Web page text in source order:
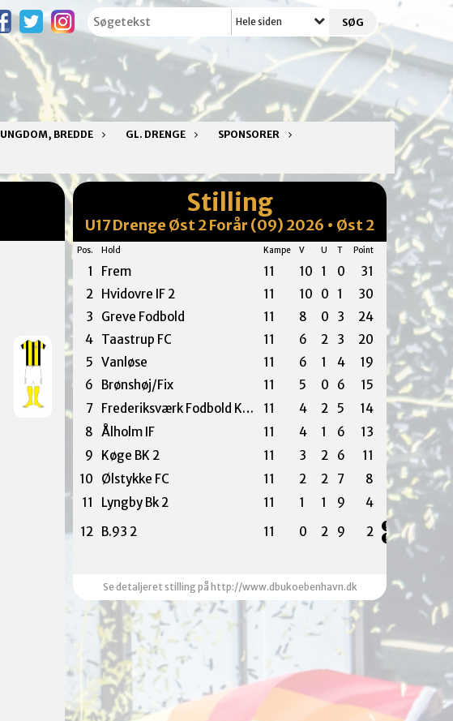
Hele siden
UNGDOM, BREDDE GL. DRENGE SPONSORER
Stilling
U17 Drenge Øst 2 Forår (09) 2026 • Øst 2
Pos. Hold Kampe V U T Point
1 Frem 11 10 1 0
31
2 Hvidovre IF 2 11 10 0 1
30
3
Greve Fodbold 11 8 0 3
24
4 Taastrup FC 11 6 2 3
20
5 Vanløse 11 6 1 4
19
6
Brønshøj/Fix 11 5 0 6
15
7
Frederiksværk Fodbold Klub 11 4 2 5
14
8 Ålholm IF 11 4 1 6
13
9
Køge BK 2 11 3 2 6
11
10
Ølstykke FC 11 2 2 7
8
11
Lyngby Bk 2 11 1 1 9
4
12 B.93 2 11 0 2 9 2
Se detaljeret stilling på http://www.dbukoebenhavn.dk